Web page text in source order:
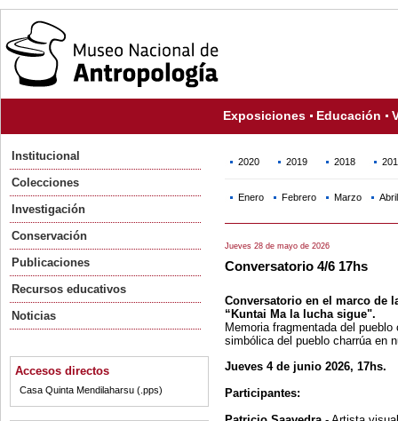
Exposiciones Educación
Institucional
Colecciones
Investigación
Conservación
Publicaciones
Recursos educativos
Noticias
Accesos directos
Casa Quinta Mendilaharsu (.pps)
2020 2019 2018
Enero Febrero Marzo Abril
Jueves 28 de mayo de 2026
Conversatorio 4/6 17hs
Conversatorio en el marco de
“Kuntai Ma la lucha sigue".
Memoria fragmentada del
simbólica del pueblo charrúa en
Jueves 4 de junio 2026, 17hs.
Participantes: